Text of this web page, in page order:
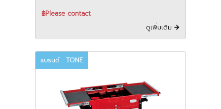
฿Please contact
ดูเพิ่มเติม
แบรนด์ : TONE